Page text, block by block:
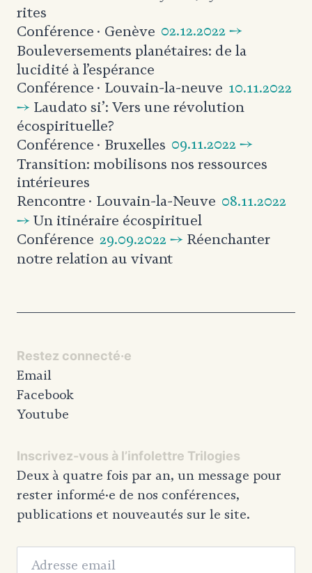
rites
Conférence · Genève 02.12.2022 →
Bouleversements planétaires: de la
lucidité à l’espérance
Conférence · Louvain-la-neuve 10.11.2022
→ Laudato si’: Vers une révolution
écospirituelle?
Conférence · Bruxelles 09.11.2022 →
Transition: mobilisons nos ressources
intérieures
Rencontre · Louvain-la-Neuve 08.11.2022
→ Un itinéraire écospirituel
Conférence 29.09.2022 → Réenchanter
notre relation au vivant
Restez connecté·e
Email
Facebook
Youtube
Inscrivez-vous à l’infolettre Trilogies
Deux à quatre fois par an, un message pour
rester informé·e de nos conférences,
publications et nouveautés sur le site.